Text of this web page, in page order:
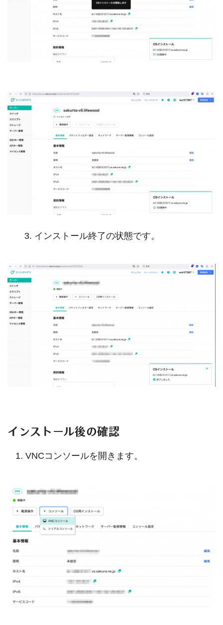
インストール終了の状態です。
インストール後の確認
VNCコンソールを開きます。